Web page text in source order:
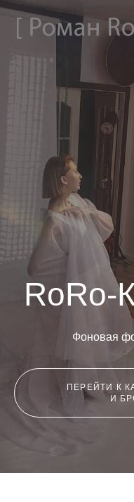
RoRo-
Фоновая
ПЕРЕЙТИ К
И